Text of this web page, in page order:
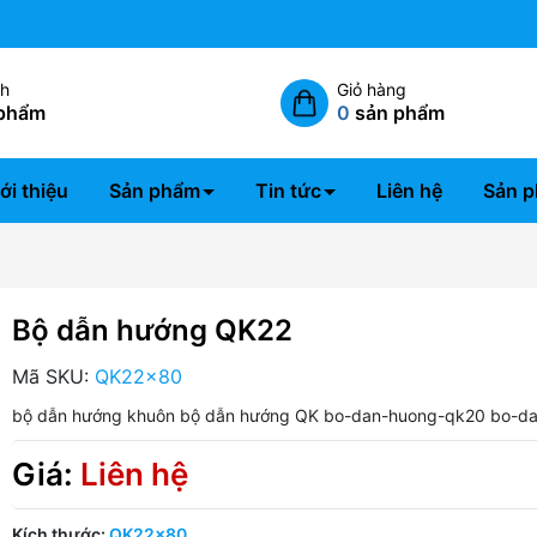
Giỏ hàng
0 sản phẩm
thiệu Sản phẩm Tin tức Liên hệ Sản
Bộ dẫn hướng QK22
Mã SKU: QK22x80
bộ dẫn hướng khuôn bộ dẫn hướng QK bo-dan-huong-qk20 bo-
Giá: Liên hệ